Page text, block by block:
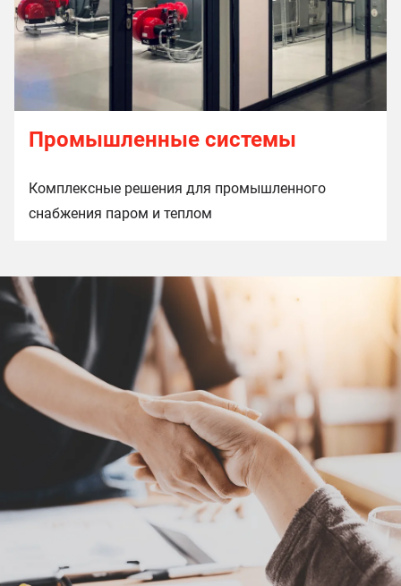
Промышленные системы
Комплексные решения для промышленного
снабжения паром и теплом